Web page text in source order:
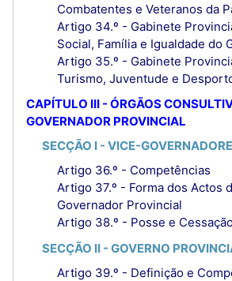
Combatentes e Veteranos da
Artigo 34.º - Gabinete
Social, Família e Igualdade do
Artigo 35.º - Gabinete
Turismo, Juventude e
CAPÍTULO III - ÓRGÃOS
GOVERNADOR PROVINCIAL
SECÇÃO I - VICE-
Artigo 36.º - Competências
Artigo 37.º - Forma dos Actos
Governador Provincial
Artigo 38.º - Posse e
SECÇÃO II - GOVERNO
Artigo 39.º - Definição e